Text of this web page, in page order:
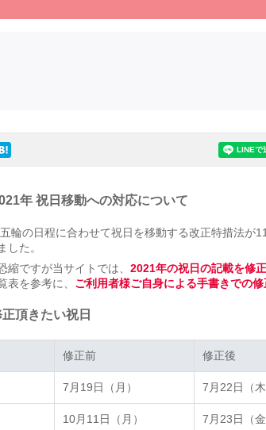
年 祝日移動への対応について
輪の日程に合わせて祝日を移動する改正特措法が
した。
縮ですが当サイトでは、 2021年の祝日の記載を修
表を参考に、 ご利用者様ご自身による手書きでの修
頂きたい祝日
修正前 修正後
7月19日（月） 7月22日（木
10月11日（月） 7月23日（金
修正前 修正後